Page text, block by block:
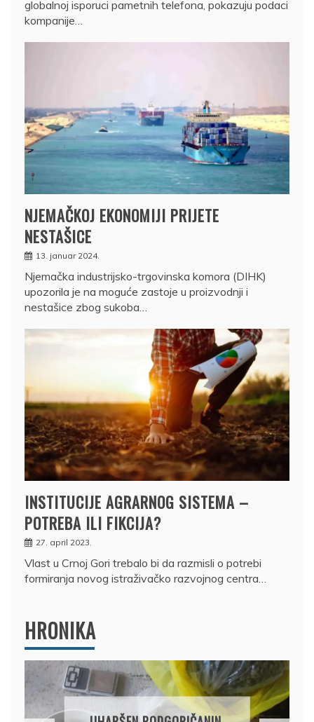
globalnoj isporuci pametnih telefona, pokazuju podaci
kompanije…
NJEMAČKOJ EKONOMIJI PRIJETE
NESTAŠICE
13. januar 2024.
Njemačka industrijsko-trgovinska komora (DIHK)
upozorila je na moguće zastoje u proizvodnji i
nestašice zbog sukoba…
INSTITUCIJE AGRARNOG SISTEMA –
POTREBA ILI FIKCIJA?
27. april 2023.
Vlast u Crnoj Gori trebalo bi da razmisli o potrebi
formiranja novog istraživačko razvojnog centra…
HRONIKA
DRŽAVLJANIN RUSIJE
OSUMNJIČEN DA JE